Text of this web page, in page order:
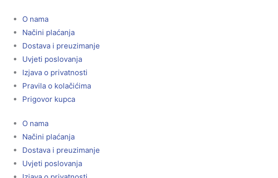
O nama
Načini plaćanja
Dostava i preuzimanje
Uvjeti poslovanja
Izjava o privatnosti
Pravila o kolačićima
Prigovor kupca
O nama
Načini plaćanja
Dostava i preuzimanje
Uvjeti poslovanja